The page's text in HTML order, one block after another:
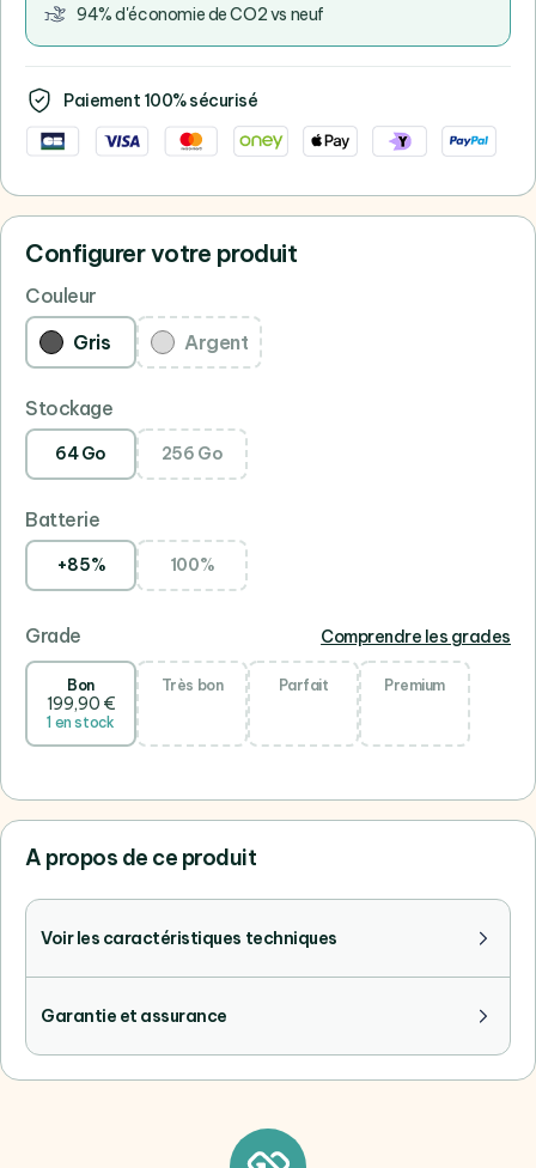
94% d'économie de CO2 vs neuf
Paiement 100% sécurisé
Configurer votre produit
Couleur
Gris
Argent
Stockage
64 Go 256 Go
Batterie
+85% 100%
Grade Comprendre les grades
Bon
199,90 €
1 en stock
Très bon Parfait Premium
A propos de ce produit
Voir les caractéristiques techniques
Garantie et assurance